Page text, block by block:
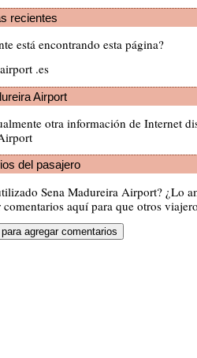
recientes
está encontrando esta página?
.es
Airport
otra información de Internet
del pasajero
Sena Madureira Airport? ¿Lo
comentarios aquí para que otros